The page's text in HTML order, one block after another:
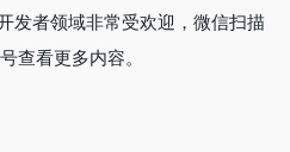
发者领域非常受欢迎，微信扫描
查看更多内容。